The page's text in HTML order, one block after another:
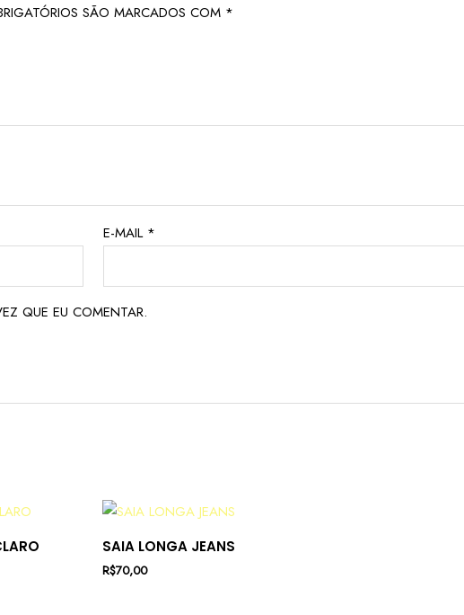
SÃO MARCADOS COM *
E-MAIL *
QUE EU COMENTAR.
SAIA LONGA JEANS
R$70,00